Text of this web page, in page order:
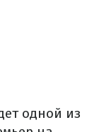
одной из